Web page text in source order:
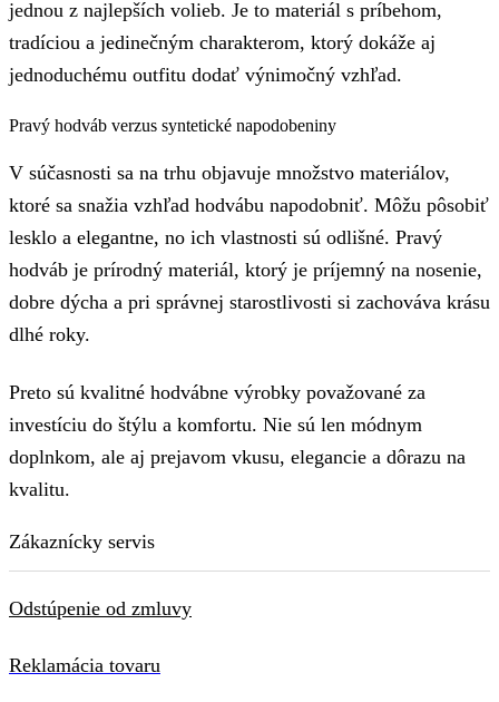
jednou z najlepších volieb. Je to materiál s príbehom,
tradíciou a jedinečným charakterom, ktorý dokáže aj
jednoduchému outfitu dodať výnimočný vzhľad.
Pravý hodváb verzus syntetické napodobeniny
V súčasnosti sa na trhu objavuje množstvo materiálov,
ktoré sa snažia vzhľad hodvábu napodobniť. Môžu pôsobiť
lesklo a elegantne, no ich vlastnosti sú odlišné. Pravý
hodváb je prírodný materiál, ktorý je príjemný na nosenie,
dobre dýcha a pri správnej starostlivosti si zachováva krásu
dlhé roky.
Preto sú kvalitné hodvábne výrobky považované za
investíciu do štýlu a komfortu. Nie sú len módnym
doplnkom, ale aj prejavom vkusu, elegancie a dôrazu na
kvalitu.
Zákaznícky servis
Odstúpenie od zmluvy
Reklamácia tovaru